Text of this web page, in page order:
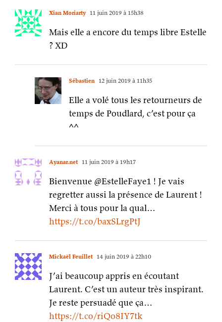
Xian Moriarty 11 juin 2019 à 15h38
Mais elle a encore du temps libre Estelle
? XD
Sébastien 12 juin 2019 à 11h35
Elle a volé tous les retourneurs de
temps de Poudlard, c’est pour ça
^^
Ayanar.net 11 juin 2019 à 19h17
Bienvenue @EstelleFaye1 ! Je vais
regretter aussi la présence de Laurent !
Merci à tous pour la qual…
https://t.co/baxSLrgPtJ
Mickaël Feuillet 14 juin 2019 à 22h10
J’ai beaucoup appris en écoutant
Laurent. C’est un auteur très inspirant.
Je reste persuadé que ça…
https://t.co/riQo8IY7tk